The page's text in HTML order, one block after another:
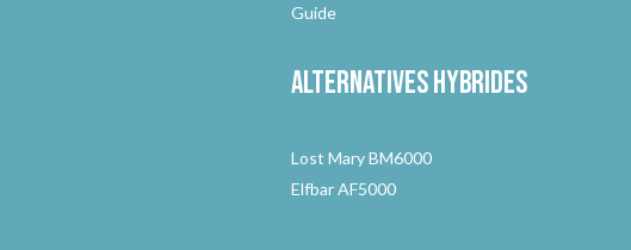
Guide
Alternativeshybrides
Lost Mary BM6000
Elfbar AF5000